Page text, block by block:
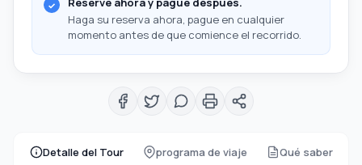
Detalle del Tour programa de viaje Qué saber
Haga su reserva ahora, pague en cualquier
momento antes de que comience el recorrido.